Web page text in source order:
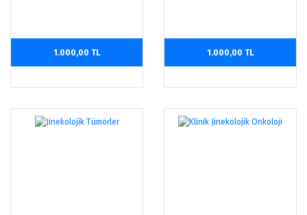
1.000,00 TL 1.000,00 TL